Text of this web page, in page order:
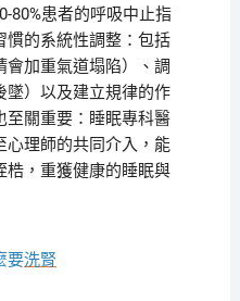
80%患者的呼吸中止指
慣的系統性調整：包括
會加重氣道塌陷）、調
墜）以及建立規律的作
至關重要：睡眠專科醫
心理師的共同介入，能
梏，重獲健康的睡眠與
要洗腎